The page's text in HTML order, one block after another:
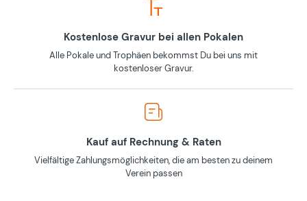
Kostenlose Gravur bei allen Pokalen
Alle Pokale und Trophäen bekommst Du bei uns mit
kostenloser Gravur.
Kauf auf Rechnung & Raten
Vielfältige Zahlungsmöglichkeiten, die am besten zu deinem
Verein passen